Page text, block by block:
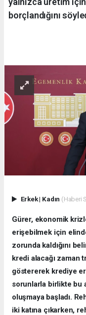
borçlandığını
Erkek| Kadın (Haberi
Gürer, ekonomik
erişebilmek için
zorunda kaldığını
kredi alacağı zaman
göstererek krediye
sorunlarla birlikte bu
oluşmaya başladı.
iki katına çıkarken,